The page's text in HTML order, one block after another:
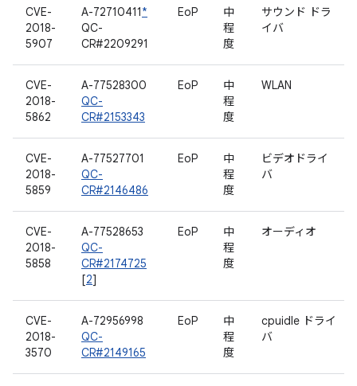
CVE-
2018-
5907
A-72710411*
QC-
CR#2209291
EoP
中
程
度
サウンド ドラ
イバ
CVE-
2018-
5862
A-77528300
QC-
CR#2153343
EoP
中
程
度
WLAN
CVE-
2018-
5859
A-77527701
QC-
CR#2146486
EoP
中
程
度
ビデオドライ
バ
CVE-
2018-
5858
A-77528653
QC-
CR#2174725
[2]
EoP
中
程
度
オーディオ
CVE-
2018-
3570
A-72956998
QC-
CR#2149165
EoP
中
程
度
cpuidle ドライ
バ